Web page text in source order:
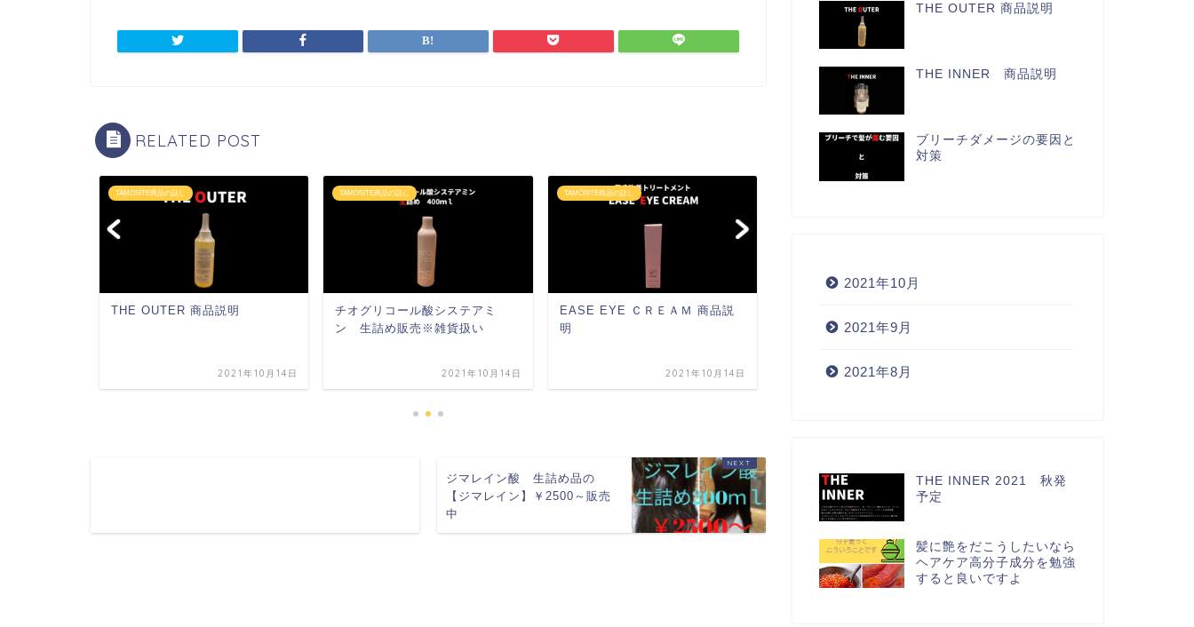
RELATED POST
TAMOSITE商品の話し
THE OUTER 商品説明
2021年10月14日
TAMOSITE商品の話し
チオグリコール酸システアミ
ン 生詰め販売※雑貨扱い
2021年10月14日
TAMOSITE商品の話し
EASE EYE ＣＲＥＡＭ 商品説
明
2021年10月14日 2021年10月14日
ジマレイン酸 生詰め品の
【ジマレイン】￥2500～販売
中
THE OUTER 商品説明
THE INNER 商品説明
ブリーチダメージの要因と
対策
2021年10月
2021年9月
2021年8月
THE INNER 2021 秋発
予定
髪に艶をだこうしたいなら
ヘアケア高分子成分を勉強
すると良いですよ